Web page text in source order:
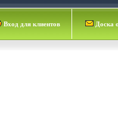
Вход для клиентов Доска